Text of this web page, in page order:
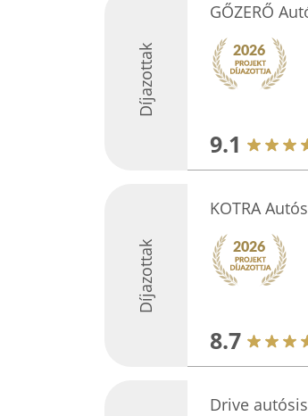
Díjazottak
GŐZERŐ
9.1
Díjazottak
KOTRA
8.7
Drive